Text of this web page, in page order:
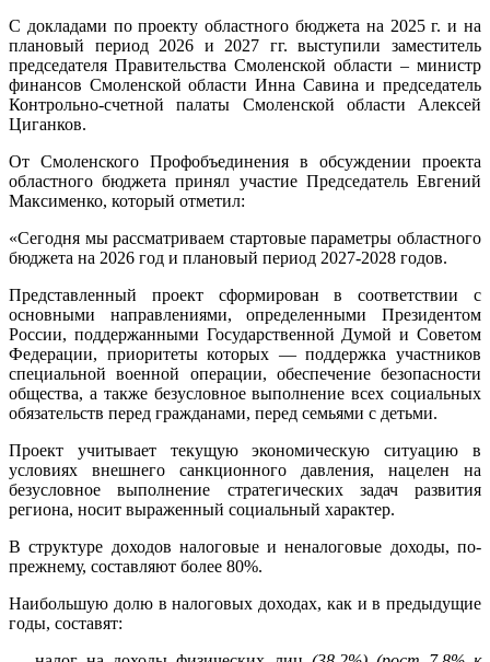
С докладами по проекту областного бюджета на 2025 г. и на
плановый период 2026 и 2027 гг. выступили заместитель
председателя Правительства Смоленской области – министр
финансов Смоленской области Инна Савина и председатель
Контрольно-счетной палаты Смоленской области Алексей
Циганков.
От Смоленского Профобъединения в обсуждении проекта
областного бюджета принял участие Председатель Евгений
Максименко, который отметил:
«Сегодня мы рассматриваем стартовые параметры областного
бюджета на 2026 год и плановый период 2027-2028 годов.
Представленный проект сформирован в соответствии с
основными направлениями, определенными Президентом
России, поддержанными Государственной Думой и Советом
Федерации, приоритеты которых — поддержка участников
специальной военной операции, обеспечение безопасности
общества, а также безусловное выполнение всех социальных
обязательств перед гражданами, перед семьями с детьми.
Проект учитывает текущую экономическую ситуацию в
условиях внешнего санкционного давления, нацелен на
безусловное выполнение стратегических задач развития
региона, носит выраженный социальный характер.
В структуре доходов налоговые и неналоговые доходы, по-
прежнему, составляют более 80%.
Наибольшую долю в налоговых доходах, как и в предыдущие
годы, составят: